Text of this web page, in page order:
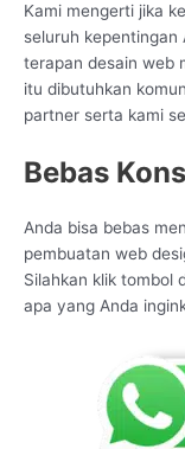
Kami mengerti jika
seluruh kepentingan
terapan desain web
itu dibutuhkan
partner serta kami
Bebas
Anda bisa bebas
pembuatan web
Silahkan klik tombol
apa yang Anda